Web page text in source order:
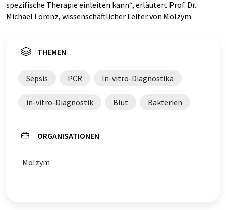
spezifische Therapie einleiten kann“, erläutert Prof. Dr.
Michael Lorenz, wissenschaftlicher Leiter von Molzym.
THEMEN
Sepsis PCR In-vitro-Diagnostika
in-vitro-Diagnostik Blut Bakterien
ORGANISATIONEN
Molzym